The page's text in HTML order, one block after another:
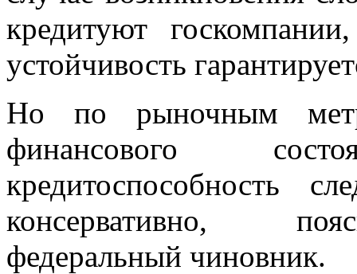
кредитуют
устойчивость
Но по рыночным
финансового
кредитоспособность
консервативно,
федеральный чиновник.